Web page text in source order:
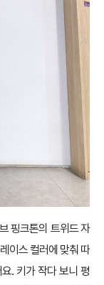
핑크톤의 트위드 자
이스 컬러에 맞춰 따
. 키가 작다 보니 평